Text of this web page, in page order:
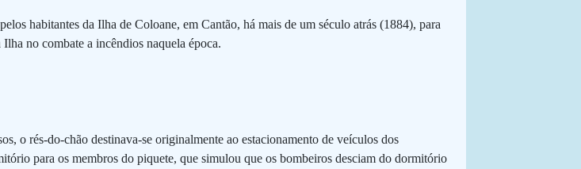
habitantes da Ilha de Coloane, em Cantão, há mais de um século atrás (1884), para
no combate a incêndios naquela época.
o rés-do-chão destinava-se originalmente ao estacionamento de veículos dos
para os membros do piquete, que simulou que os bombeiros desciam do dormitório